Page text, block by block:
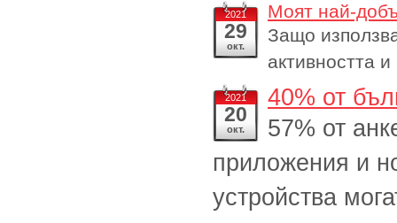
2021
29
окт.
Моят най-
Защо
активността
2021
20
окт.
40% от
57% от
приложения и
устройства